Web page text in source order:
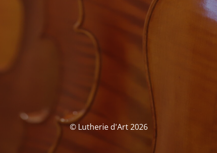
© Lutherie d'Art 2026